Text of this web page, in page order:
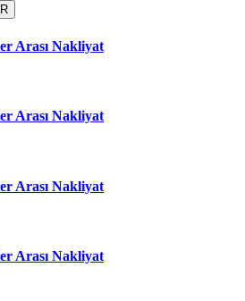
Arası Nakliyat
Arası Nakliyat
Arası Nakliyat
Arası Nakliyat